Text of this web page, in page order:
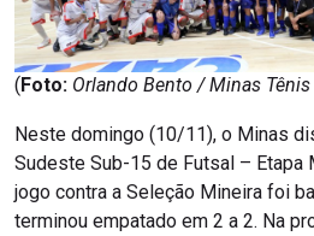
( Foto: Orlando Bento / Minas
Neste domingo (10/11), o Minas
Sudeste Sub-15 de Futsal – Etapa
jogo contra a Seleção Mineira foi
terminou empatado em 2 a 2. Na